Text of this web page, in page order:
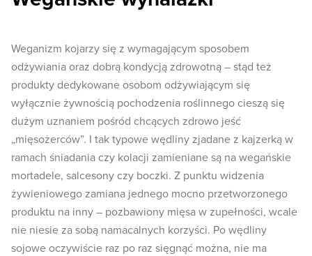
Weganizm kojarzy się z wymagającym sposobem
odżywiania oraz dobrą kondycją zdrowotną – stąd też
produkty dedykowane osobom odżywiającym się
wyłącznie żywnością pochodzenia roślinnego cieszą się
dużym uznaniem pośród chcących zdrowo jeść
„mięsożerców”. I tak typowe wędliny zjadane z kajzerką w
ramach śniadania czy kolacji zamieniane są na wegańskie
mortadele, salcesony czy boczki. Z punktu widzenia
żywieniowego zamiana jednego mocno przetworzonego
produktu na inny – pozbawiony mięsa w zupełności, wcale
nie niesie za sobą namacalnych korzyści. Po wędliny
sojowe oczywiście raz po raz sięgnąć można, nie ma